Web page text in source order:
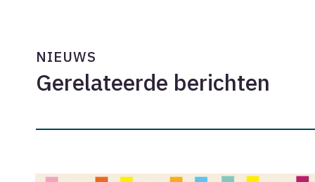
NIEUWS
Gerelateerde berichten